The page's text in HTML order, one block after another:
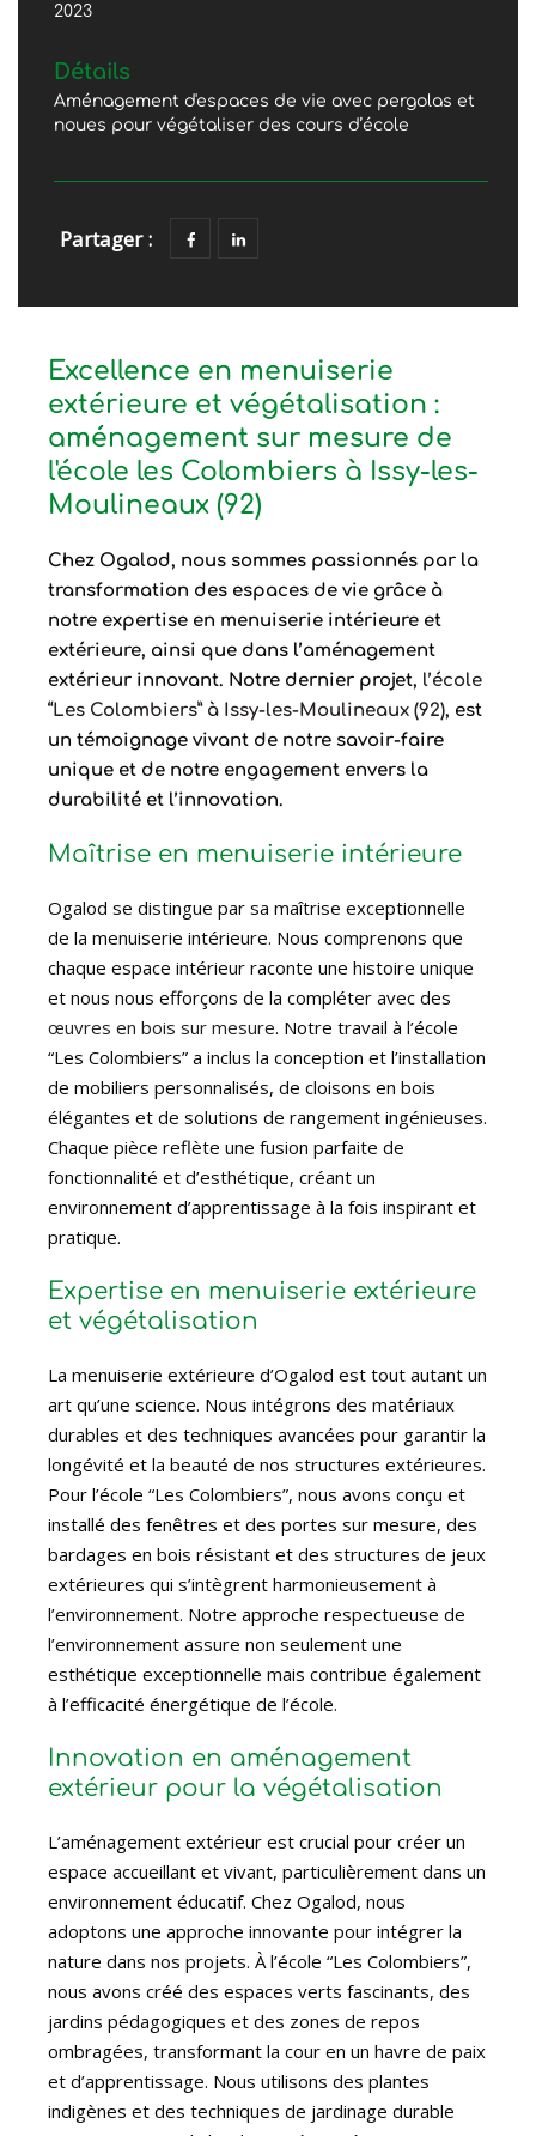
2023
Détails
Aménagement d'espaces de vie avec pergolas et
noues pour végétaliser des cours d’école
Partager :
Excellence en menuiserie
extérieure et végétalisation :
aménagement sur mesure de
l'école les Colombiers à Issy-les-
Moulineaux (92)
Chez Ogalod, nous sommes passionnés par la
transformation des espaces de vie grâce à
notre expertise en menuiserie intérieure et
extérieure, ainsi que dans l’aménagement
extérieur innovant. Notre dernier projet, l’école
“Les Colombiers” à Issy-les-Moulineaux (92), est
un témoignage vivant de notre savoir-faire
unique et de notre engagement envers la
durabilité et l’innovation.
Maîtrise en menuiserie intérieure
Ogalod se distingue par sa maîtrise exceptionnelle
de la menuiserie intérieure. Nous comprenons que
chaque espace intérieur raconte une histoire unique
et nous nous efforçons de la compléter avec des
œuvres en bois sur mesure. Notre travail à l’école
“Les Colombiers” a inclus la conception et l’installation
de mobiliers personnalisés, de cloisons en bois
élégantes et de solutions de rangement ingénieuses.
Chaque pièce reflète une fusion parfaite de
fonctionnalité et d’esthétique, créant un
environnement d’apprentissage à la fois inspirant et
pratique.
Expertise en menuiserie extérieure
et végétalisation
La menuiserie extérieure d’Ogalod est tout autant un
art qu’une science. Nous intégrons des matériaux
durables et des techniques avancées pour garantir la
longévité et la beauté de nos structures extérieures.
Pour l’école “Les Colombiers”, nous avons conçu et
installé des fenêtres et des portes sur mesure, des
bardages en bois résistant et des structures de jeux
extérieures qui s’intègrent harmonieusement à
l’environnement. Notre approche respectueuse de
l’environnement assure non seulement une
esthétique exceptionnelle mais contribue également
à l’efficacité énergétique de l’école.
Innovation en aménagement
extérieur pour la végétalisation
L’aménagement extérieur est crucial pour créer un
espace accueillant et vivant, particulièrement dans un
environnement éducatif. Chez Ogalod, nous
adoptons une approche innovante pour intégrer la
nature dans nos projets. À l’école “Les Colombiers”,
nous avons créé des espaces verts fascinants, des
jardins pédagogiques et des zones de repos
ombragées, transformant la cour en un havre de paix
et d’apprentissage. Nous utilisons des plantes
indigènes et des techniques de jardinage durable